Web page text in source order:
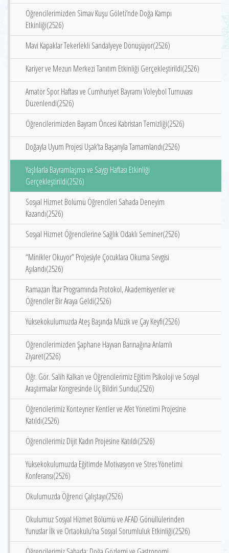
Öğrencilerimizden Simav Kuşu Göleti’nde Doğa Kampı
Etkinliği(2526)
Mavi Kapaklar Tekerlekli Sandalyeye Dönüşüyor(2526)
Kariyer ve Mezun Merkezi Tanıtım Etkinliği Gerçekleştirildi(2526)
Amatör Spor Haftası ve Cumhuriyet Bayramı Voleybol Turnuvası
Düzenlendi(2526)
Öğrencilerimizden Bayram Öncesi Kabristan Temizliği(2526)
Doğayla Uyum Projesi Uşak’ta Başarıyla Tamamlandı(2526)
Yaşlılarla Bayramlaşma ve Saygı Haftası Etkinliği
Gerçekleştirildi(2526)
Sosyal Hizmet Bölümü Öğrencileri Sahada Deneyim
Kazandı(2526)
Sosyal Hizmet Öğrencilerine Sağlık Odaklı Seminer(2526)
“Minikler Okuyor” Projesiyle Çocuklara Okuma Sevgisi
Aşılandı(2526)
Ramazan İftar Programında Protokol, Akademisyenler ve
Öğrenciler Bir Araya Geldi(2526)
Yüksekokulumuzda Ateş Başında Müzik ve Çay Keyfi(2526)
Öğrencilerimizden Şaphane Hayvan Barınağına Anlamlı
Ziyaret(2526)
Öğr. Gör. Salih Kalkan ve Öğrencilerimiz Eğitim Psikoloji ve Sosyal
Araştırmalar Kongresinde Üç Bildiri Sundu(2526)
Öğrencilerimiz Konteyner Kentler ve Afet Yönetimi Projesine
Katıldı(2526)
Öğrencilerimiz Dijit Kadın Projesine Katıldı(2526)
Yüksekokulumuzda Eğitimde Motivasyon ve Stres Yönetimi
Konferansı(2526)
Okulumuzda Öğrenci Çalıştayı(2526)
Okulumuz Sosyal Hizmet Bölümü ve AFAD Gönüllülerinden
Yunuslar İlk ve Ortaokulu’na Sosyal Sorumluluk Etkinliği(2526)